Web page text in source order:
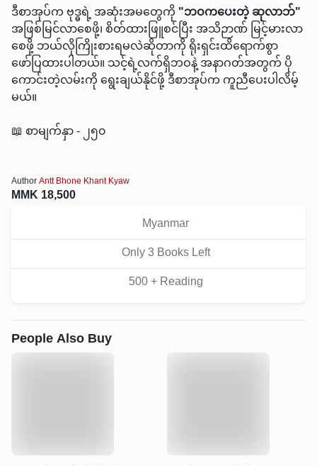
ဒီစာအုပ်က ဗုဒ္ဓရဲ့ အဆုံးအမတွေကို"ဘဝကပေးတဲ့ ဆုလာဘ်"
အဖြစ်မြင်လာစေဖို့၊ စိတ်ထားဖြူစင်ပြီး အသိဉာဏ် မြင့်မားလာ
စေဖို့ ဘယ်လိုကြိုးစားရမလဲဆိုတာကို ရိုးရှင်းထိရောက်စွာ
ဖော်ပြထားပါတယ်။ သင့်ရဲ့လက်ရှိဘဝနဲ့ အနာဂတ်အတွက် ပို
ကောင်းတဲ့လမ်းကို ရွေးချယ်နိုင်ဖို့ ဒီစာအုပ်က ကူညီပေးပါလိမ့်
မယ်။
📖 စာမျက်နှာ - ၂၅၀
AuthorAntt Bhone Khant Kyaw
MMK18,500
Myanmar
Only3BooksLeft
500+ Reading
People Also Buy